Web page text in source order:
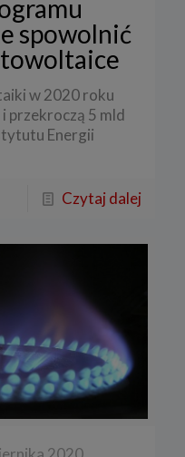
spowolnić
w 2020 roku
przekroczą 5 mld
Energii
Czytaj dalej